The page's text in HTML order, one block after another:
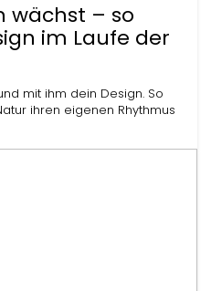
wächst – so
im Laufe der
mit ihm dein Design. So
ihren eigenen Rhythmus